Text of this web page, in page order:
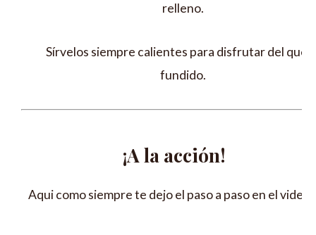
relleno.
Sírvelos siempre calientes para disfrutar del
fundido.
¡A la acción!
Aqui como siempre te dejo el paso a paso en el video !